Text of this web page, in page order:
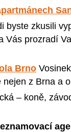
byste zkusili
Vás prozradí
Brno
nejen z Brna a
– koně,